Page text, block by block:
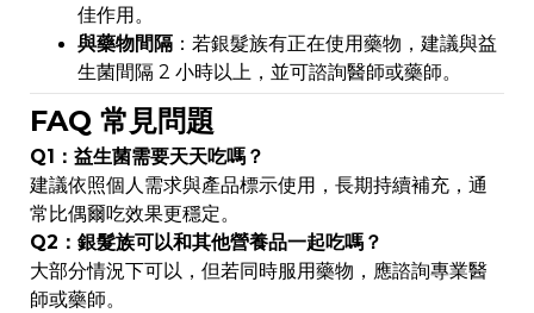
佳作用。
與藥物間隔 ：若銀髮族有正在使用藥物，建議與益
生菌間隔 2 小時以上，並可諮詢醫師或藥師。
FAQ 常見問題
Q1：益生菌需要天天吃嗎？
建議依照個人需求與產品標示使用，長期持續補充，通
常比偶爾吃效果更穩定。
Q2：銀髮族可以和其他營養品一起吃嗎？
大部分情況下可以，但若同時服用藥物，應諮詢專業醫
師或藥師。